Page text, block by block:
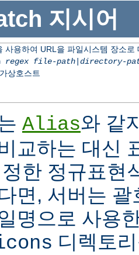
지시어
사용하여 URL을 파일시스템 장소로
regex file-path| directory-
상호스트
Alias와 같
교하는 대신
한 정규표현
면, 서버는
명으로 사용
디렉토